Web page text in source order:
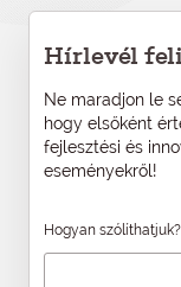
Hírlevél
Ne maradjon le
hogy elsőként
fejlesztési és
eseményekről!
Hogyan szólíthatjuk?